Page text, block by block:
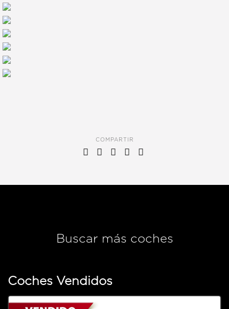
COMPARTIR
Buscar más coches
Coches Vendidos